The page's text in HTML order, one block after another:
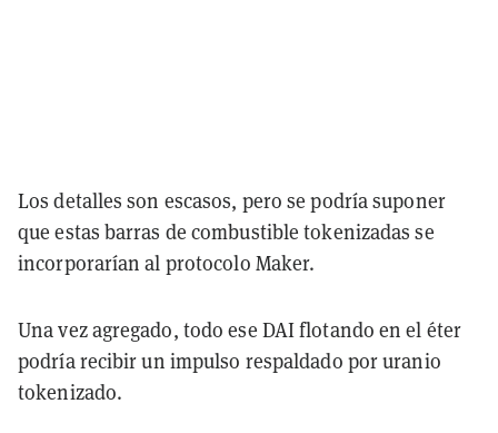
Los detalles son escasos, pero se podría suponer
que estas barras de combustible tokenizadas se
incorporarían al protocolo Maker.
Una vez agregado, todo ese DAI flotando en el éter
podría recibir un impulso respaldado por uranio
tokenizado.